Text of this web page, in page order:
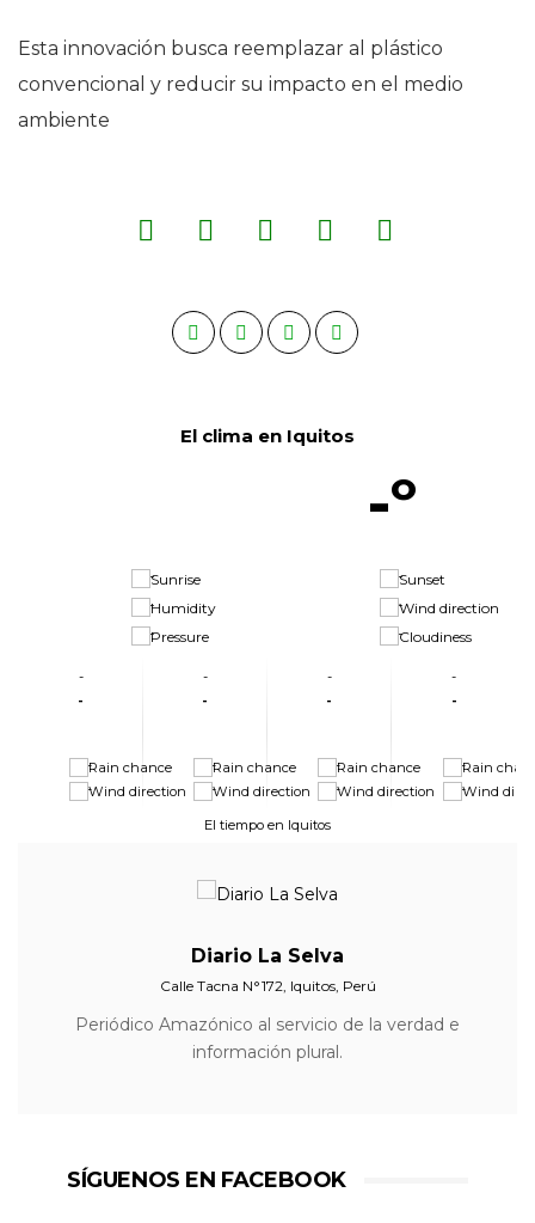
Esta innovación busca reemplazar al plástico
convencional y reducir su impacto en el medio
ambiente
El clima en Iquitos
-º
-
-
-
-
-
-
-
-
-
-
-
-
-
-
-
-
-
-
-
-
-
-
El tiempo en Iquitos
Diario La Selva
Calle Tacna N°172, Iquitos, Perú
Periódico Amazónico al servicio de la verdad e
información plural.
SÍGUENOS EN FACEBOOK